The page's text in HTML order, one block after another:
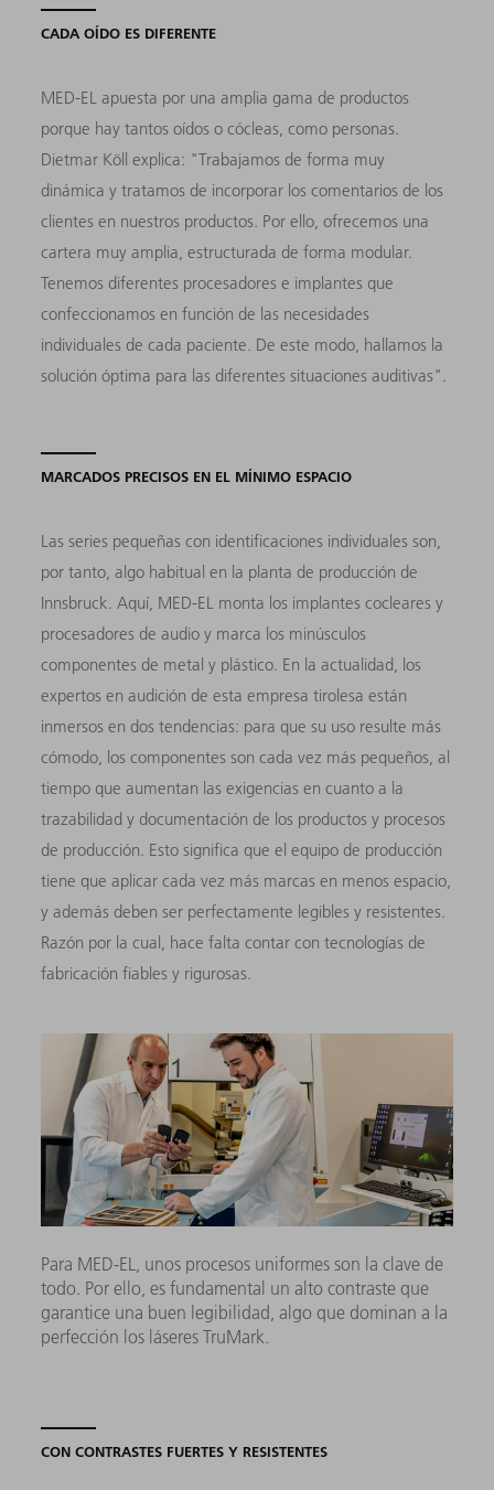
CADA OÍDO ES DIFERENTE
MED-EL apuesta por una amplia gama de productos
porque hay tantos oídos o cócleas, como personas.
Dietmar Köll explica: "Trabajamos de forma muy
dinámica y tratamos de incorporar los comentarios de los
clientes en nuestros productos. Por ello, ofrecemos una
cartera muy amplia, estructurada de forma modular.
Tenemos diferentes procesadores e implantes que
confeccionamos en función de las necesidades
individuales de cada paciente. De este modo, hallamos la
solución óptima para las diferentes situaciones auditivas".
MARCADOS PRECISOS EN EL MÍNIMO ESPACIO
Las series pequeñas con identificaciones individuales son,
por tanto, algo habitual en la planta de producción de
Innsbruck. Aquí, MED-EL monta los implantes cocleares y
procesadores de audio y marca los minúsculos
componentes de metal y plástico. En la actualidad, los
expertos en audición de esta empresa tirolesa están
inmersos en dos tendencias: para que su uso resulte más
cómodo, los componentes son cada vez más pequeños, al
tiempo que aumentan las exigencias en cuanto a la
trazabilidad y documentación de los productos y procesos
de producción. Esto significa que el equipo de producción
tiene que aplicar cada vez más marcas en menos espacio,
y además deben ser perfectamente legibles y resistentes.
Razón por la cual, hace falta contar con tecnologías de
fabricación fiables y rigurosas.
Para MED-EL, unos procesos uniformes son la clave de
todo. Por ello, es fundamental un alto contraste que
garantice una buen legibilidad, algo que dominan a la
perfección los láseres TruMark.
CON CONTRASTES FUERTES Y RESISTENTES